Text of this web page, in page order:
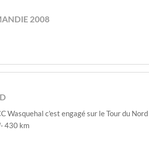
2008
Wasquehal c'est engagé sur le Tour du Nord
430 km